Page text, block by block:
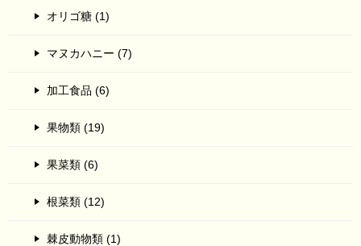
オリゴ糖 (1)
マヌカハニー (7)
加工食品 (6)
果物類 (19)
果菜類 (6)
根菜類 (12)
棘皮動物類 (1)